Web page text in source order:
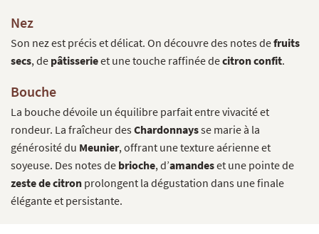
Nez
Son nez est précis et délicat. On découvre des notes defruits
secs, de pâtisserieet une touche raffinée decitron confit.
Bouche
La bouche dévoile un équilibre parfait entre vivacité et
rondeur. La fraîcheur desChardonnaysse marie à la
générosité du Meunier, offrant une texture aérienne et
soyeuse. Des notes de brioche, d’amandeset une pointe de
zeste de citron prolongent la dégustation dans une finale
élégante et persistante.